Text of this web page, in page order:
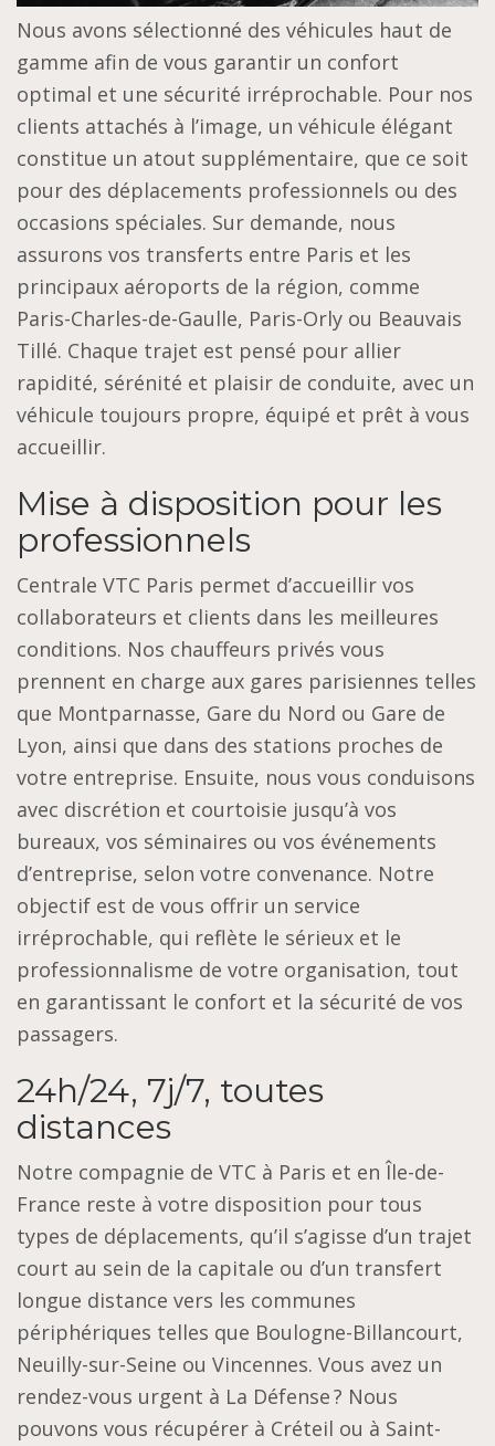
Nous avons sélectionné des véhicules haut de
gamme afin de vous garantir un confort
optimal et une sécurité irréprochable. Pour nos
clients attachés à l’image, un véhicule élégant
constitue un atout supplémentaire, que ce soit
pour des déplacements professionnels ou des
occasions spéciales. Sur demande, nous
assurons vos transferts entre Paris et les
principaux aéroports de la région, comme
Paris-Charles-de-Gaulle, Paris-Orly ou Beauvais
Tillé. Chaque trajet est pensé pour allier
rapidité, sérénité et plaisir de conduite, avec un
véhicule toujours propre, équipé et prêt à vous
accueillir.
Mise à disposition pour les
professionnels
Centrale VTC Paris permet d’accueillir vos
collaborateurs et clients dans les meilleures
conditions. Nos chauffeurs privés vous
prennent en charge aux gares parisiennes telles
que Montparnasse, Gare du Nord ou Gare de
Lyon, ainsi que dans des stations proches de
votre entreprise. Ensuite, nous vous conduisons
avec discrétion et courtoisie jusqu’à vos
bureaux, vos séminaires ou vos événements
d’entreprise, selon votre convenance. Notre
objectif est de vous offrir un service
irréprochable, qui reflète le sérieux et le
professionnalisme de votre organisation, tout
en garantissant le confort et la sécurité de vos
passagers.
24h/24, 7j/7, toutes
distances
Notre compagnie de VTC à Paris et en Île-de-
France reste à votre disposition pour tous
types de déplacements, qu’il s’agisse d’un trajet
court au sein de la capitale ou d’un transfert
longue distance vers les communes
périphériques telles que Boulogne-Billancourt,
Neuilly-sur-Seine ou Vincennes. Vous avez un
rendez-vous urgent à La Défense ? Nous
pouvons vous récupérer à Créteil ou à Saint-